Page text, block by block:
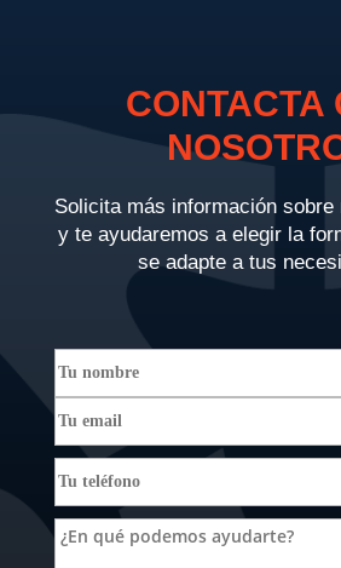
CONTACTA
Solicita más información
y te ayudaremos a elegir la
se adapte a tus